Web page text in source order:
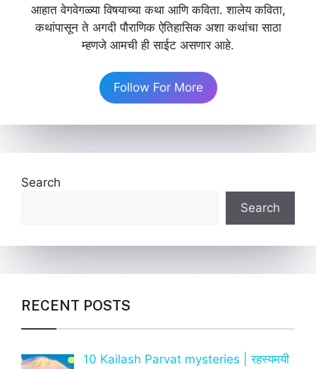
आहात वेगवेगळ्या विषयाच्या कथा आणि कविता. शालेय कविता,
कथांपासून ते अगदी पौराणिक ऐतिहासिक अशा कथांचा साठा
म्हणजे आमची ही साईट असणार आहे.
Follow For More
Search
Search
RECENT POSTS
10 Kailash Parvat mysteries | रहस्यमयी